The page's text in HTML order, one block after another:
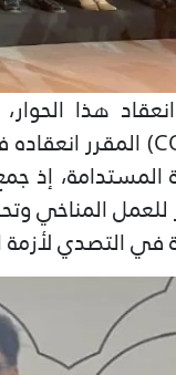
هذا
المستدامة، إذ
المناخي
في التصدي لأزمة